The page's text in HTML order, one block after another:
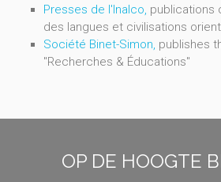
Presses de l'Inalco, publications
des langues et civilisations
Société Binet-Simon, publishes
"Recherches & Éducations"
OP DE HOOGTE